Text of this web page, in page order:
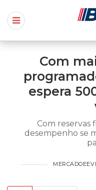
Com
espera
Com reservas
desempenho se